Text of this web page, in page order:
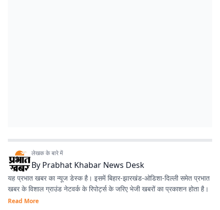
लेखक के बारे में
By Prabhat Khabar News Desk
यह प्रभात खबर का न्यूज डेस्क है। इसमें बिहार-झारखंड-ओडिशा-दिल्‍ली समेत प्रभात
खबर के विशाल ग्राउंड नेटवर्क के रिपोर्ट्स के जरिए भेजी खबरों का प्रकाशन होता है।
Read More